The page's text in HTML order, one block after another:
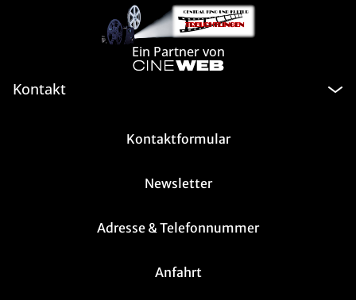
Ein Partner von
Kontakt
Kontaktformular
Newsletter
Adresse & Telefonnummer
Anfahrt